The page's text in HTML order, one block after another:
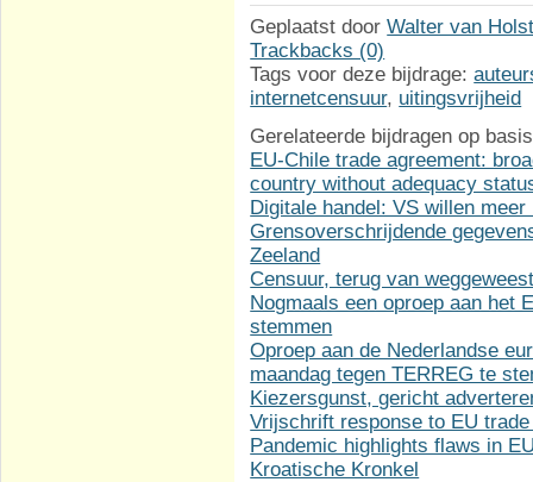
Geplaatst doorWalter van
Trackbacks (0)
Tags voor deze bijdrage:
internetcensuur, uitingsvrijheid
Gerelateerde bijdragen op
EU-Chile trade agreement:
country without adequacy
Digitale handel: VS willen
Grensoverschrijdende
Zeeland
Censuur, terug van
Nogmaals een oproep aan het
stemmen
Oproep aan de Nederlandse
maandag tegen TERREG te
Kiezersgunst, gericht
Vrijschrift response to EU
Pandemic highlights flaws in
Kroatische Kronkel